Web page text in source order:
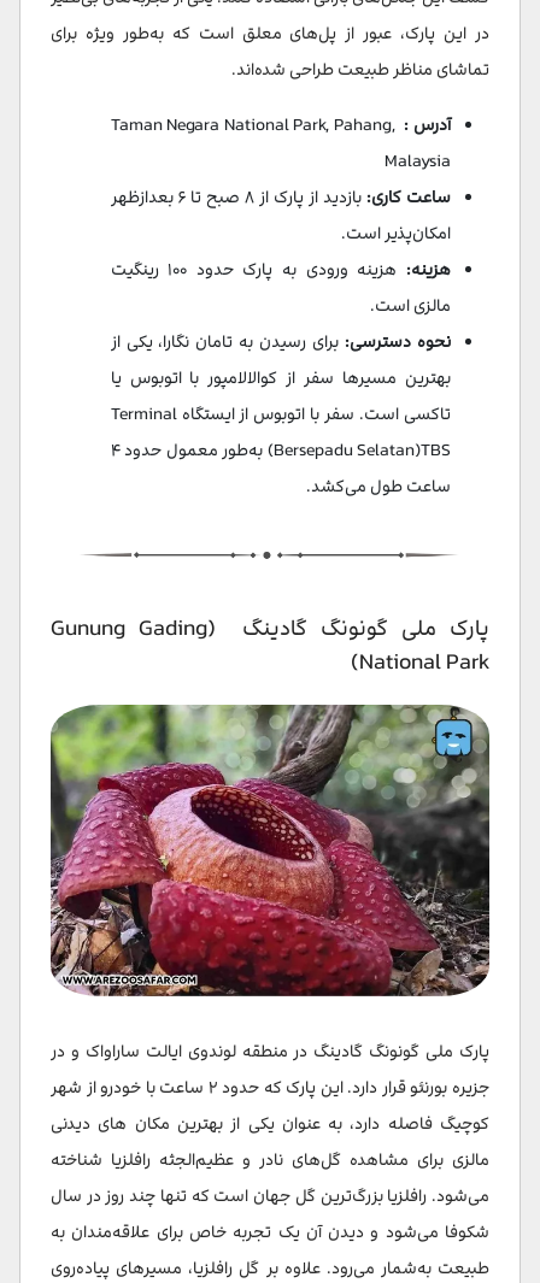
در این پارک، عبور از پل‌های معلق است که به‌طور ویژه برای
تماشای مناظر طبیعت طراحی شده‌اند.
آدرس : Taman Negara National Park, Pahang,
Malaysia
ساعت کاری:
بازدید از پارک از ۸ صبح تا ۶ بعدازظهر
امکان‌پذیر است.
هزینه:
هزینه ورودی به پارک حدود ۱۰۰ رینگیت
مالزی است.
نحوه دسترسی: برای رسیدن به تامان نگارا، یکی از
بهترین مسیرها سفر از کوالالامپور با اتوبوس یا
تاکسی است. سفر با اتوبوس از ایستگاه Terminal
Bersepadu Selatan)TBS) به‌طور معمول حدود ۴
ساعت طول می‌کشد.
پارک ملی گونونگ گادینگ (Gunung Gading
National Park)
پارک ملی گونونگ گادینگ در منطقه لوندوی ایالت ساراواک و در
جزیره بورنئو قرار دارد. این پارک که حدود ۲ ساعت با خودرو از شهر
کوچیگ فاصله دارد، به عنوان یکی از بهترین مکان های دیدنی
مالزی برای مشاهده گل‌های نادر و عظیم‌الجثه رافلزیا شناخته
می‌شود. رافلزیا بزرگ‌ترین گل جهان است که تنها چند روز در سال
شکوفا می‌شود و دیدن آن یک تجربه خاص برای علاقه‌مندان به
طبیعت به‌شمار می‌رود. علاوه بر گل رافلزیا، مسیرهای پیاده‌روی